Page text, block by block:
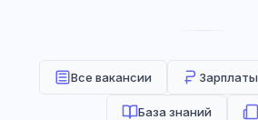
Все вакансии Зарплаты
База знаний